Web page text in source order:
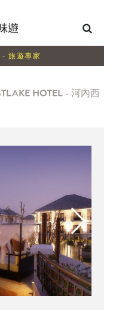
旅遊專家
HOTEL - 河內西